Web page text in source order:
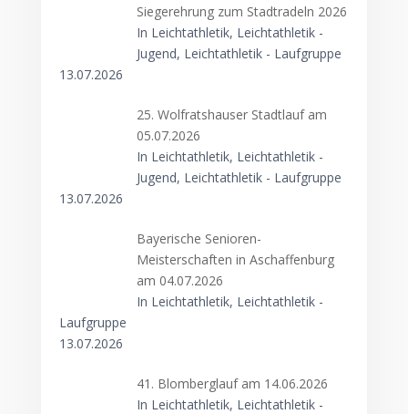
Siegerehrung zum Stadtradeln 2026
In Leichtathletik, Leichtathletik -
Jugend, Leichtathletik - Laufgruppe
13.07.2026
25. Wolfratshauser Stadtlauf am
05.07.2026
In Leichtathletik, Leichtathletik -
Jugend, Leichtathletik - Laufgruppe
13.07.2026
Bayerische Senioren-
Meisterschaften in Aschaffenburg
am 04.07.2026
In Leichtathletik, Leichtathletik -
Laufgruppe
13.07.2026
41. Blomberglauf am 14.06.2026
In Leichtathletik, Leichtathletik -